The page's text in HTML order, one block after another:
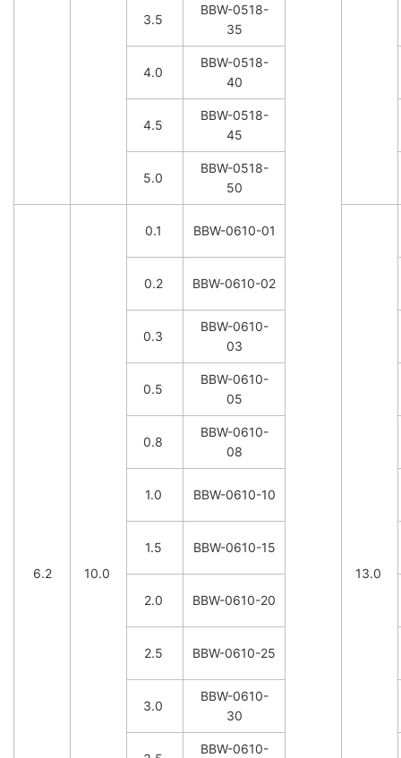
3.5
BBW-0518-
35
4.0
BBW-0518-
40
4.5
BBW-0518-
45
5.0
BBW-0518-
50
6.2 10.0
0.1 BBW-0610-01
13.0
0.2 BBW-0610-02
0.3
BBW-0610-
03
0.5
BBW-0610-
05
0.8
BBW-0610-
08
1.0 BBW-0610-10
1.5 BBW-0610-15
2.0 BBW-0610-20
2.5 BBW-0610-25
3.0
BBW-0610-
30
BBW-0610-